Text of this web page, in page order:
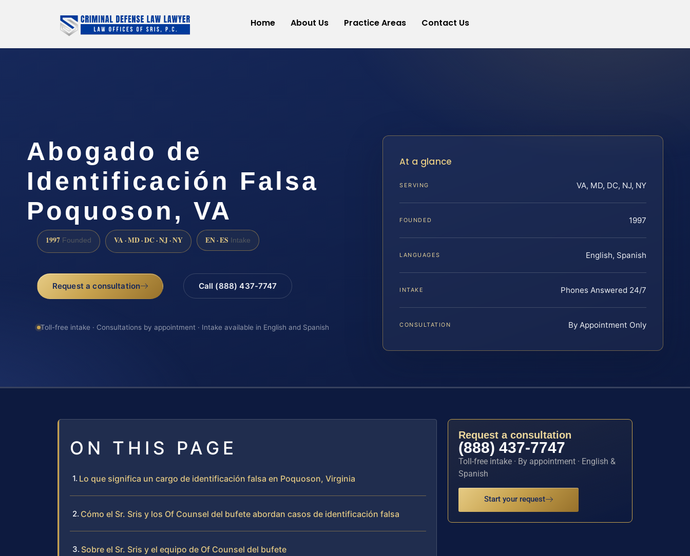
Home About Us Practice Areas Contact Us
Abogado de
Identificación Falsa
Poquoson, VA
1997 Founded VA · MD · DC · NJ · NY EN · ES Intake
Request a consultation Call (888) 437-7747
Toll-free intake · Consultations by appointment · Intake available in English and Spanish
At a glance
SERVING VA, MD, DC, NJ, NY
FOUNDED 1997
LANGUAGES English, Spanish
INTAKE Phones Answered 24/7
CONSULTATION By Appointment Only
ON THIS PAGE
Lo que significa un cargo de identificación falsa en Poquoson, Virginia
Cómo el Sr. Sris y los Of Counsel del bufete abordan casos de identificación falsa
Sobre el Sr. Sris y el equipo de Of Counsel del bufete
Request a consultation
(888) 437-7747
Toll-free intake · By appointment · English &
Spanish
Start your request